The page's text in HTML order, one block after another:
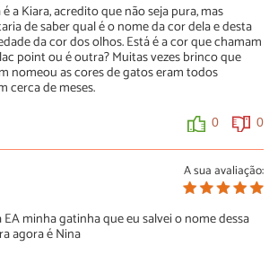
é a Kiara, acredito que não seja pura, mas
de saber qual é o nome da cor dela e desta
da cor dos olhos. Está é a cor que chamam
point ou é outra? Muitas vezes brinco que
nomeou as cores de gatos eram todos
cerca de meses.
0 0
A sua avaliação:
EA minha gatinha que eu salvei o nome dessa
agora é Nina